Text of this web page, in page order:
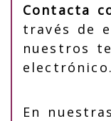
Contacta
través de
nuestros
electrónico.
En